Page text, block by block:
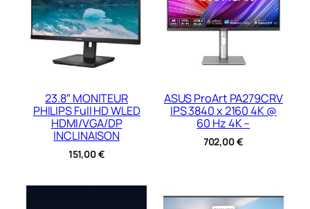
23.8″ MONITEUR
PHILIPS Full HD WLED
HDMI/VGA/DP
INCLINAISON
151,00€
ASUS ProArt PA279CRV
IPS 3840 x 2160 4K @
60 Hz 4K –
702,00€